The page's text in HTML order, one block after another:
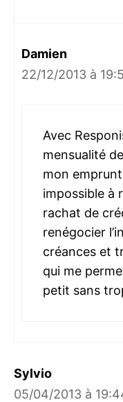
Damien
22/12/2013 à
Avec
mensualité
mon
impossible à
rachat de
renégocier
créances et
qui me
petit sans
Sylvio
05/04/2013 à